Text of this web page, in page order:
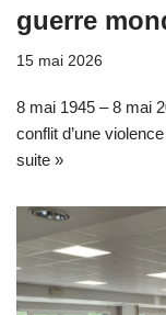
guerre
15 mai 2026
8 mai 1945 – 8 mai
conflit d’une
suite »